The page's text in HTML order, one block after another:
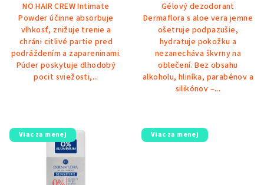
NO HAIR CREW Intimate
Powder účinne absorbuje
vlhkosť, znižuje trenie a
chráni citlivé partie pred
podráždením a zapareninami.
Púder poskytuje dlhodobý
pocit sviežosti,...
z
5
hviezdičiek.
Gélový dezodorant
Dermaflora s aloe vera jemne
ošetruje podpazušie,
hydratuje pokožku a
nezanecháva škvrny na
oblečení. Bez obsahu
alkoholu, hliníka, parabénov a
silikónov –...
Viac za menej Viac za menej